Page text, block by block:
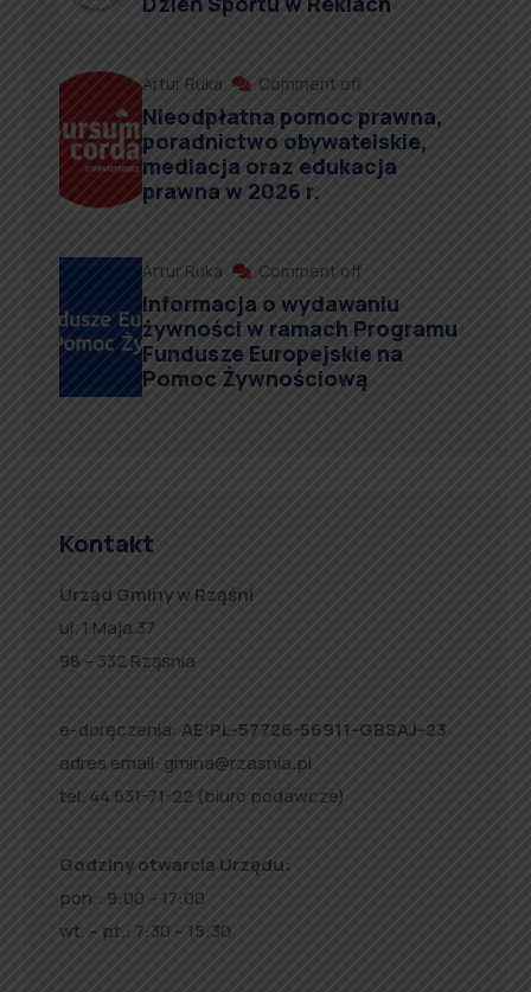
Artur Ruka Comment off
Nieodpłatna pomoc prawna,
poradnictwo obywatelskie,
mediacja oraz edukacja
prawna w 2026 r.
Artur Ruka Comment off
Informacja o wydawaniu
żywności w ramach Programu
Fundusze Europejskie na
Pomoc Żywnościową
Kontakt
Urząd Gminy w Rząśni
ul. 1 Maja 37
98 – 332 Rząśnia
e-doręczenia: AE:PL-57726-56911-GBSAJ-23
adres email: gmina@rzasnia.pl
tel. 44 631-71-22 (biuro podawcze)
Godziny otwarcia Urzędu:
pon.: 9:00 – 17:00
wt. – pt.: 7:30 – 15:30